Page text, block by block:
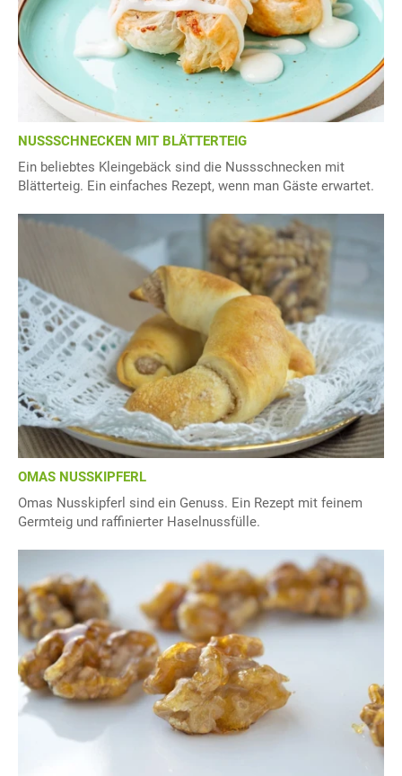
NUSSSCHNECKEN MIT BLÄTTERTEIG
Ein beliebtes Kleingebäck sind die Nussschnecken mit
Blätterteig. Ein einfaches Rezept, wenn man Gäste erwartet.
OMAS NUSSKIPFERL
Omas Nusskipferl sind ein Genuss. Ein Rezept mit feinem
Germteig und raffinierter Haselnussfülle.